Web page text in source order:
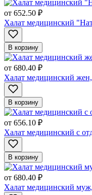
от 652.50 ₽
Халат медицинский
В корзину
от 680.40 ₽
Халат медицинский жен,
В корзину
от 656.10 ₽
Халат медицинский с
В корзину
от 680.40 ₽
Халат медицинский